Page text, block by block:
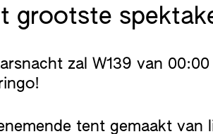
grootste
zal W139 van
tent gemaakt van